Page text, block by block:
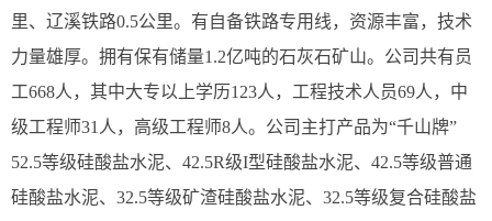
里、辽溪铁路0.5公里。有自备铁路专用线，资源丰富，技术
力量雄厚。拥有保有储量1.2亿吨的石灰石矿山。公司共有员
工668人，其中大专以上学历123人，工程技术人员69人，中
级工程师31人，高级工程师8人。公司主打产品为“千山牌”
52.5等级硅酸盐水泥、42.5R级I型硅酸盐水泥、42.5等级普通
硅酸盐水泥、32.5等级矿渣硅酸盐水泥、32.5等级复合硅酸盐